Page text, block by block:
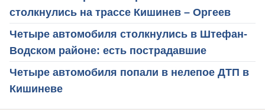
столкнулись на трассе Кишинев – Оргеев
Четыре автомобиля столкнулись в Штефан-
Водском районе: есть пострадавшие
Четыре автомобиля попали в нелепое ДТП в
Кишиневе